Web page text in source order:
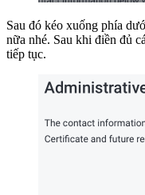
Sau đó kéo xuống phía
nữa nhé. Sau khi điền đủ
tiếp tục.